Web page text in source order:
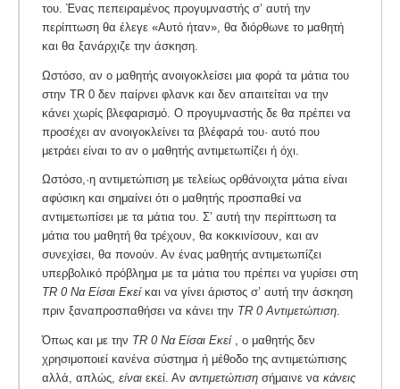
του. Ένας πεπειραμένος προγυμναστής σ’ αυτή την
περίπτωση θα έλεγε «Αυτό ήταν», θα διόρθωνε το μαθητή
και θα ξανάρχιζε την άσκηση.
Ωστόσο, αν ο μαθητής ανοιγοκλείσει μια φορά τα μάτια του
στην TR 0 δεν παίρνει φλανκ και δεν απαιτείται να την
κάνει χωρίς βλεφαρισμό. Ο προγυμναστής δε θα πρέπει να
προσέχει αν ανοιγοκλείνει τα βλέφαρά του· αυτό που
μετράει είναι το αν ο μαθητής αντιμετωπίζει ή όχι.
Ωστόσο,·η αντιμετώπιση με τελείως ορθάνοιχτα μάτια είναι
αφύσικη και σημαίνει ότι ο μαθητής προσπαθεί να
αντιμετωπίσει με τα μάτια του. Σ’ αυτή την περίπτωση τα
μάτια του μαθητή θα τρέχουν, θα κοκκινίσουν, και αν
συνεχίσει, θα πονούν. Αν ένας μαθητής αντιμετωπίζει
υπερβολικό πρόβλημα με τα μάτια του πρέπει να γυρίσει στη
TR 0 Να Είσαι Εκεί και να γίνει άριστος σ’ αυτή την άσκηση
πριν ξαναπροσπαθήσει να κάνει την TR 0 Αντιμετώπιση.
Όπως και με την TR 0 Να Είσαι Εκεί , ο μαθητής δεν
χρησιμοποιεί κανένα σύστημα ή μέθοδο της αντιμετώπισης
αλλά, απλώς, είναι εκεί. Αν αντιμετώπιση σήμαινε να κάνεις